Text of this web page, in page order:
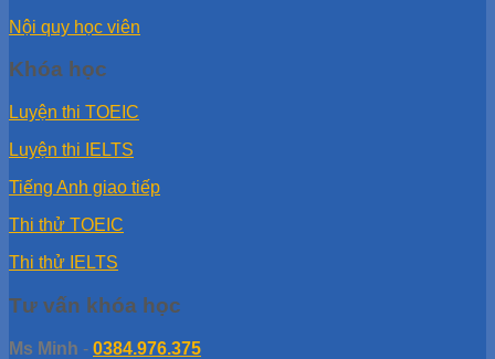
Nội quy học viên
Khóa học
Luyện thi TOEIC
Luyện thi IELTS
Tiếng Anh giao tiếp
Thi thử TOEIC
Thi thử IELTS
Tư vấn khóa học
Ms Minh - 0384.976.375